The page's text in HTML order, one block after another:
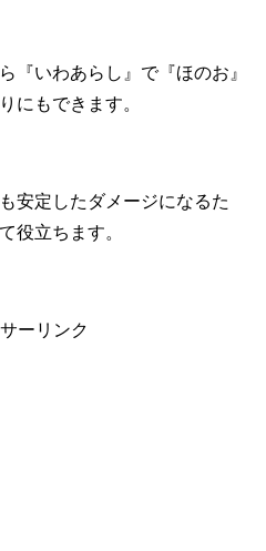
『いわあらし』で『ほのお』
にもできます。
安定したダメージになるた
役立ちます。
ーリンク